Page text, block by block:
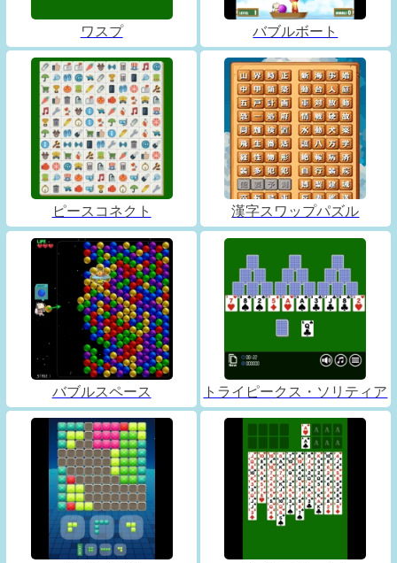
ワスプ バブルボート
ピースコネクト 漢字スワップパズル
バブルスペース トライピークス・ソリティア